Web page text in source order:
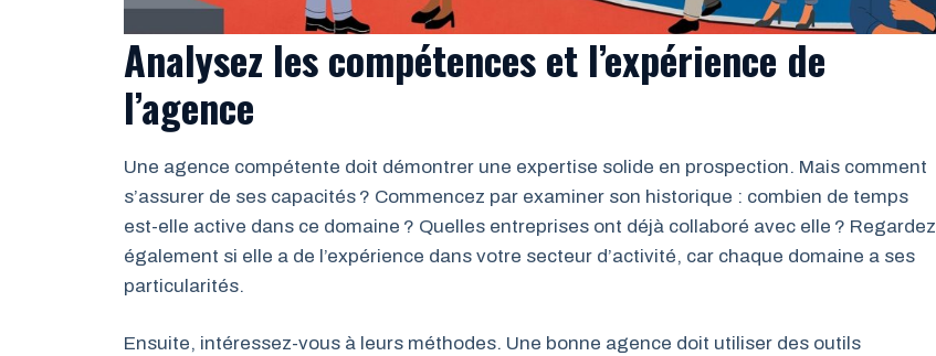
Analysez les compétences et l’expérience de
l’agence
Une agence compétente doit démontrer une expertise solide en prospection. Mais comment
s’assurer de ses capacités ? Commencez par examiner son historique : combien de temps
est-elle active dans ce domaine ? Quelles entreprises ont déjà collaboré avec elle ? Regardez
également si elle a de l’expérience dans votre secteur d’activité, car chaque domaine a ses
particularités.
Ensuite, intéressez-vous à leurs méthodes. Une bonne agence doit utiliser des outils